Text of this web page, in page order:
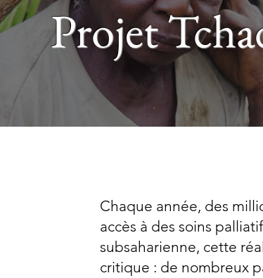
Projet
Chaque année, des
accès à des soins
subsaharienne, cette
critique : de nombreux